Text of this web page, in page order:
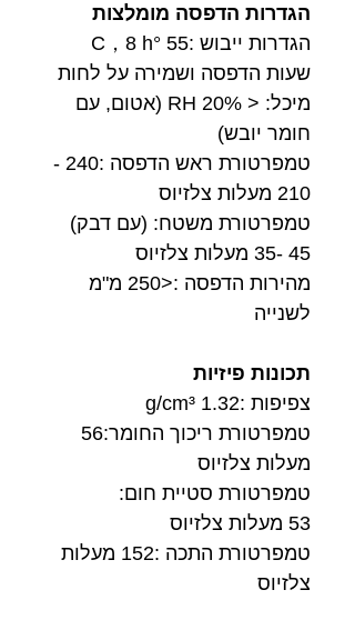
הגדרות הדפסה מומלצות
הגדרות ייבוש :55 °C，8 h
שעות הדפסה ושמירה על לחות
מיכל: < 20% RH (אטום, עם
חומר יובש)
טמפרטורת ראש הדפסה :240 -
210 מעלות צלזיוס
טמפרטורת משטח: (עם דבק)
45 -35 מעלות צלזיוס
מהירות הדפסה :<250 מ"מ
לשנייה
תכונות פיזיות
צפיפות :1.32 g/cm³
טמפרטורת ריכוך החומר:56
מעלות צלזיוס
טמפרטורת סטיית חום:
53 מעלות צלזיוס
טמפרטורת התכה :152 מעלות
צלזיוס